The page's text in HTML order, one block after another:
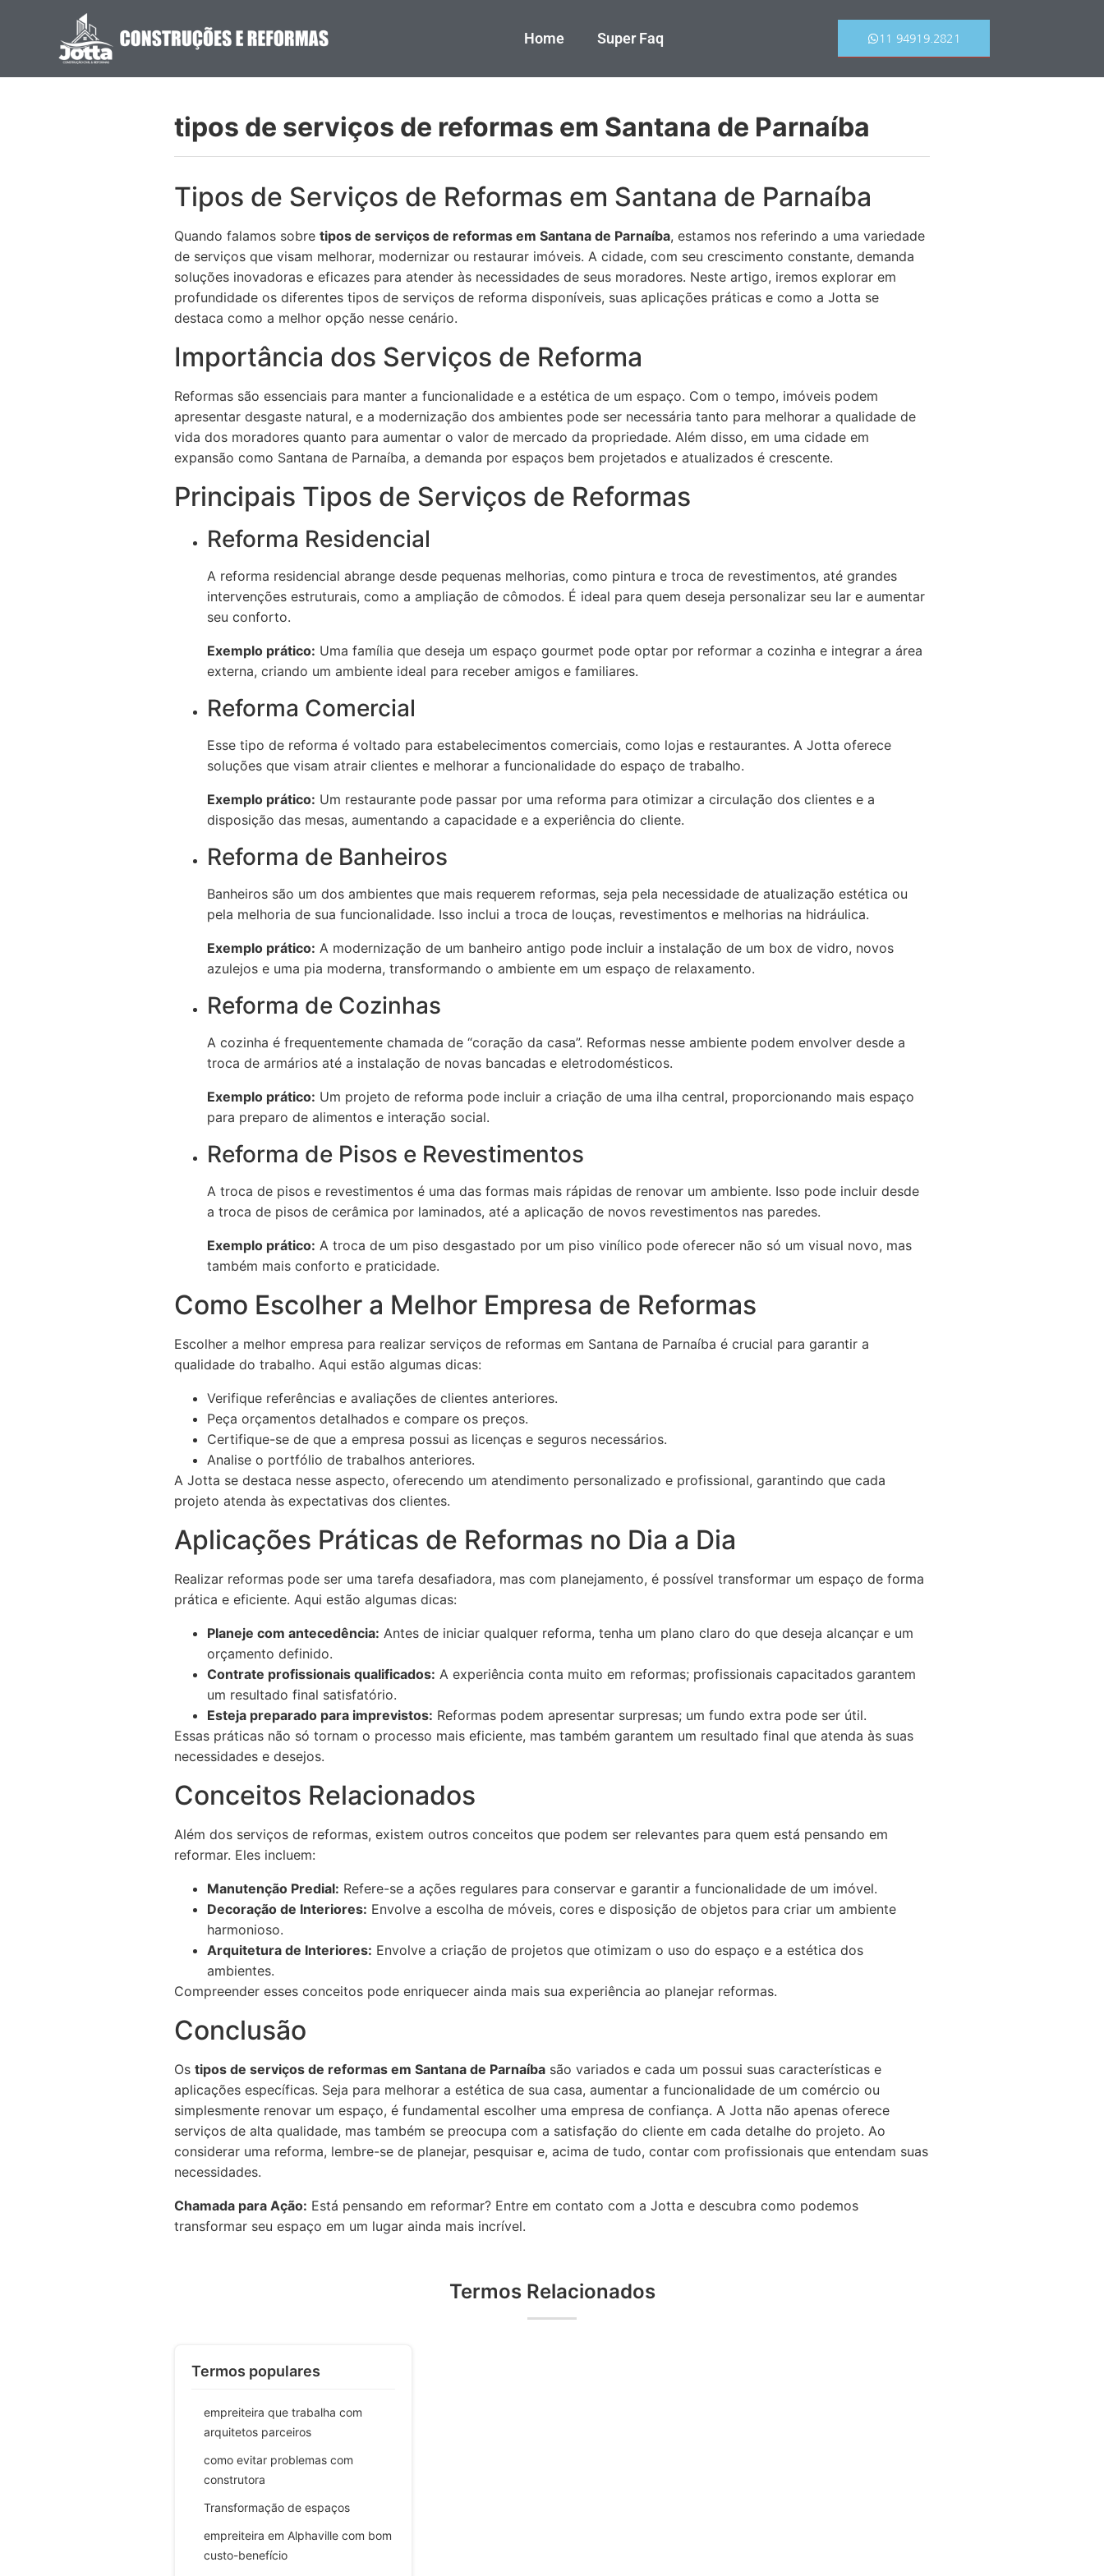
Home Super Faq 11 94919.2821
tipos de serviços de reformas em Santana de Parnaíba
Tipos de Serviços de Reformas em Santana de Parnaíba
Quando falamos sobre tipos de serviços de reformas em Santana de Parnaíba, estamos nos referindo a uma variedade
de serviços que visam melhorar, modernizar ou restaurar imóveis. A cidade, com seu crescimento constante, demanda
soluções inovadoras e eficazes para atender às necessidades de seus moradores. Neste artigo, iremos explorar em
profundidade os diferentes tipos de serviços de reforma disponíveis, suas aplicações práticas e como a Jotta se
destaca como a melhor opção nesse cenário.
Importância dos Serviços de Reforma
Reformas são essenciais para manter a funcionalidade e a estética de um espaço. Com o tempo, imóveis podem
apresentar desgaste natural, e a modernização dos ambientes pode ser necessária tanto para melhorar a qualidade de
vida dos moradores quanto para aumentar o valor de mercado da propriedade. Além disso, em uma cidade em
expansão como Santana de Parnaíba, a demanda por espaços bem projetados e atualizados é crescente.
Principais Tipos de Serviços de Reformas
Reforma Residencial
A reforma residencial abrange desde pequenas melhorias, como pintura e troca de revestimentos, até grandes
intervenções estruturais, como a ampliação de cômodos. É ideal para quem deseja personalizar seu lar e aumentar
seu conforto.
Exemplo prático: Uma família que deseja um espaço gourmet pode optar por reformar a cozinha e integrar a área
externa, criando um ambiente ideal para receber amigos e familiares.
Reforma Comercial
Esse tipo de reforma é voltado para estabelecimentos comerciais, como lojas e restaurantes. A Jotta oferece
soluções que visam atrair clientes e melhorar a funcionalidade do espaço de trabalho.
Exemplo prático: Um restaurante pode passar por uma reforma para otimizar a circulação dos clientes e a
disposição das mesas, aumentando a capacidade e a experiência do cliente.
Reforma de Banheiros
Banheiros são um dos ambientes que mais requerem reformas, seja pela necessidade de atualização estética ou
pela melhoria de sua funcionalidade. Isso inclui a troca de louças, revestimentos e melhorias na hidráulica.
Exemplo prático: A modernização de um banheiro antigo pode incluir a instalação de um box de vidro, novos
azulejos e uma pia moderna, transformando o ambiente em um espaço de relaxamento.
Reforma de Cozinhas
A cozinha é frequentemente chamada de “coração da casa”. Reformas nesse ambiente podem envolver desde a
troca de armários até a instalação de novas bancadas e eletrodomésticos.
Exemplo prático: Um projeto de reforma pode incluir a criação de uma ilha central, proporcionando mais espaço
para preparo de alimentos e interação social.
Reforma de Pisos e Revestimentos
A troca de pisos e revestimentos é uma das formas mais rápidas de renovar um ambiente. Isso pode incluir desde
a troca de pisos de cerâmica por laminados, até a aplicação de novos revestimentos nas paredes.
Exemplo prático: A troca de um piso desgastado por um piso vinílico pode oferecer não só um visual novo, mas
também mais conforto e praticidade.
Como Escolher a Melhor Empresa de Reformas
Escolher a melhor empresa para realizar serviços de reformas em Santana de Parnaíba é crucial para garantir a
qualidade do trabalho. Aqui estão algumas dicas:
Verifique referências e avaliações de clientes anteriores.
Peça orçamentos detalhados e compare os preços.
Certifique-se de que a empresa possui as licenças e seguros necessários.
Analise o portfólio de trabalhos anteriores.
A Jotta se destaca nesse aspecto, oferecendo um atendimento personalizado e profissional, garantindo que cada
projeto atenda às expectativas dos clientes.
Aplicações Práticas de Reformas no Dia a Dia
Realizar reformas pode ser uma tarefa desafiadora, mas com planejamento, é possível transformar um espaço de forma
prática e eficiente. Aqui estão algumas dicas:
Planeje com antecedência: Antes de iniciar qualquer reforma, tenha um plano claro do que deseja alcançar e um
orçamento definido.
Contrate profissionais qualificados: A experiência conta muito em reformas; profissionais capacitados garantem
um resultado final satisfatório.
Esteja preparado para imprevistos: Reformas podem apresentar surpresas; um fundo extra pode ser útil.
Essas práticas não só tornam o processo mais eficiente, mas também garantem um resultado final que atenda às suas
necessidades e desejos.
Conceitos Relacionados
Além dos serviços de reformas, existem outros conceitos que podem ser relevantes para quem está pensando em
reformar. Eles incluem:
Manutenção Predial: Refere-se a ações regulares para conservar e garantir a funcionalidade de um imóvel.
Decoração de Interiores: Envolve a escolha de móveis, cores e disposição de objetos para criar um ambiente
harmonioso.
Arquitetura de Interiores: Envolve a criação de projetos que otimizam o uso do espaço e a estética dos
ambientes.
Compreender esses conceitos pode enriquecer ainda mais sua experiência ao planejar reformas.
Conclusão
Os tipos de serviços de reformas em Santana de Parnaíba são variados e cada um possui suas características e
aplicações específicas. Seja para melhorar a estética de sua casa, aumentar a funcionalidade de um comércio ou
simplesmente renovar um espaço, é fundamental escolher uma empresa de confiança. A Jotta não apenas oferece
serviços de alta qualidade, mas também se preocupa com a satisfação do cliente em cada detalhe do projeto. Ao
considerar uma reforma, lembre-se de planejar, pesquisar e, acima de tudo, contar com profissionais que entendam suas
necessidades.
Chamada para Ação: Está pensando em reformar? Entre em contato com a Jotta e descubra como podemos
transformar seu espaço em um lugar ainda mais incrível.
Termos Relacionados
Termos populares
empreiteira que trabalha com
arquitetos parceiros
como evitar problemas com
construtora
Transformação de espaços
empreiteira em Alphaville com bom
custo-benefício